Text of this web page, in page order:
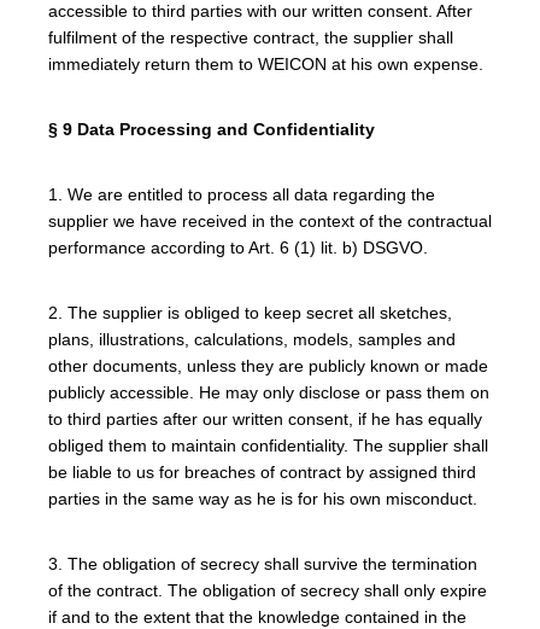
accessible to third parties with our written consent. After
fulfilment of the respective contract, the supplier shall
immediately return them to WEICON at his own expense.
§ 9 Data Processing and Confidentiality
1. We are entitled to process all data regarding the
supplier we have received in the context of the contractual
performance according to Art. 6 (1) lit. b) DSGVO.
2. The supplier is obliged to keep secret all sketches,
plans, illustrations, calculations, models, samples and
other documents, unless they are publicly known or made
publicly accessible. He may only disclose or pass them on
to third parties after our written consent, if he has equally
obliged them to maintain confidentiality. The supplier shall
be liable to us for breaches of contract by assigned third
parties in the same way as he is for his own misconduct.
3. The obligation of secrecy shall survive the termination
of the contract. The obligation of secrecy shall only expire
if and to the extent that the knowledge contained in the